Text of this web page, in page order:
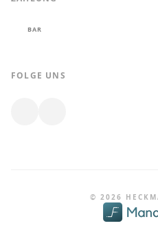
BAR
FOLGE UNS
© 2026